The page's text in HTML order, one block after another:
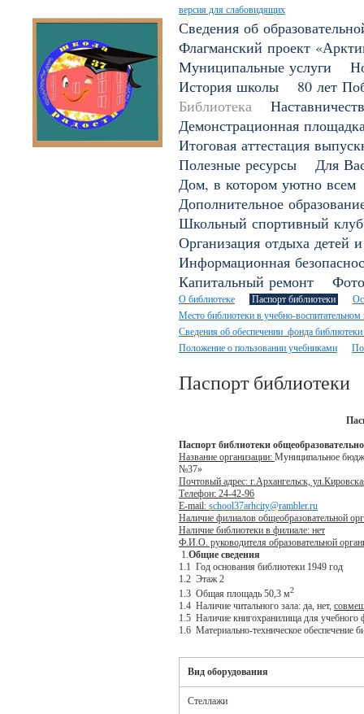
версия для слабовидящих
Сведения об
Флагманский проект
Муниципальные услуги
История школы
80 лет
Библиотека
Демонстрационная
Итоговая аттестация
Полезные ресурсы
Для
Дом, в котором уютно всем
Дополнительное
Школьный спортивный клуб
Организация отдыха детей
Информационная
Капитальный ремонт
О библиотеке Паспорт библиотеки
Место библиотеки в учебно-
Сведения об обеспечении фонда библиотеки
Положение о пользовании учебниками
Паспорт библиотеки
Паспорт библиотеки
Название организации: Муниципальное
№37»
Почтовый адрес: г.Архангельск,
Телефон: 24-42-96
E-mail: school37arhcity@rambler.ru
Наличие филиалов общеобразовательной
Наличие библиотеки в филиале: нет
Ф.И.О. руководителя образовательной
1.Общие сведения
1.1 Год основания библиотеки 1949 год
1.2 Этаж 2
1.3 Общая площадь 50,3 м2
1.4 Наличие читального зала: да, нет,
1.5 Наличие книгохранилища для учебного
1.6 Материально-техническое обеспечение
Вид оборудования
Стеллажи